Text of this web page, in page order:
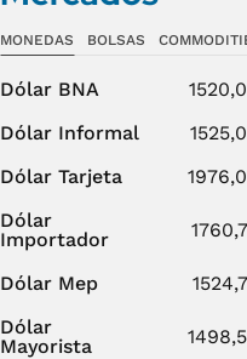
MONEDAS BOLSAS
Dólar BNA
Dólar Informal
Dólar Tarjeta
Dólar
Importador
Dólar Mep
Dólar
Mayorista